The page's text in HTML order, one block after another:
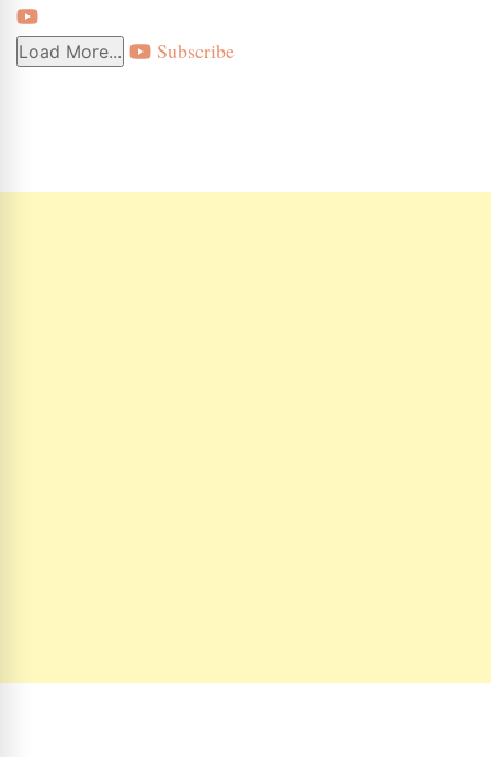
Load More... Subscribe